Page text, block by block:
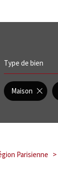
Type de bien
Maison
Parisienne